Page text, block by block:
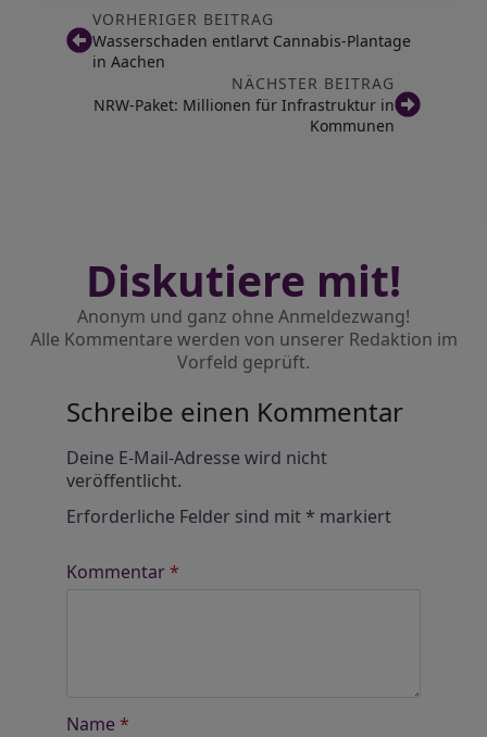
VORHERIGER BEITRAG
Wasserschaden entlarvt Cannabis-Plantage
in Aachen
NÄCHSTER BEITRAG
NRW-Paket: Millionen für Infrastruktur in
Kommunen
Diskutiere mit!
Anonym und ganz ohne Anmeldezwang!
Alle Kommentare werden von unserer Redaktion im
Vorfeld geprüft.
Schreibe einen Kommentar
Deine E-Mail-Adresse wird nicht
veröffentlicht.
Erforderliche Felder sind mit* markiert
Kommentar*
Name *